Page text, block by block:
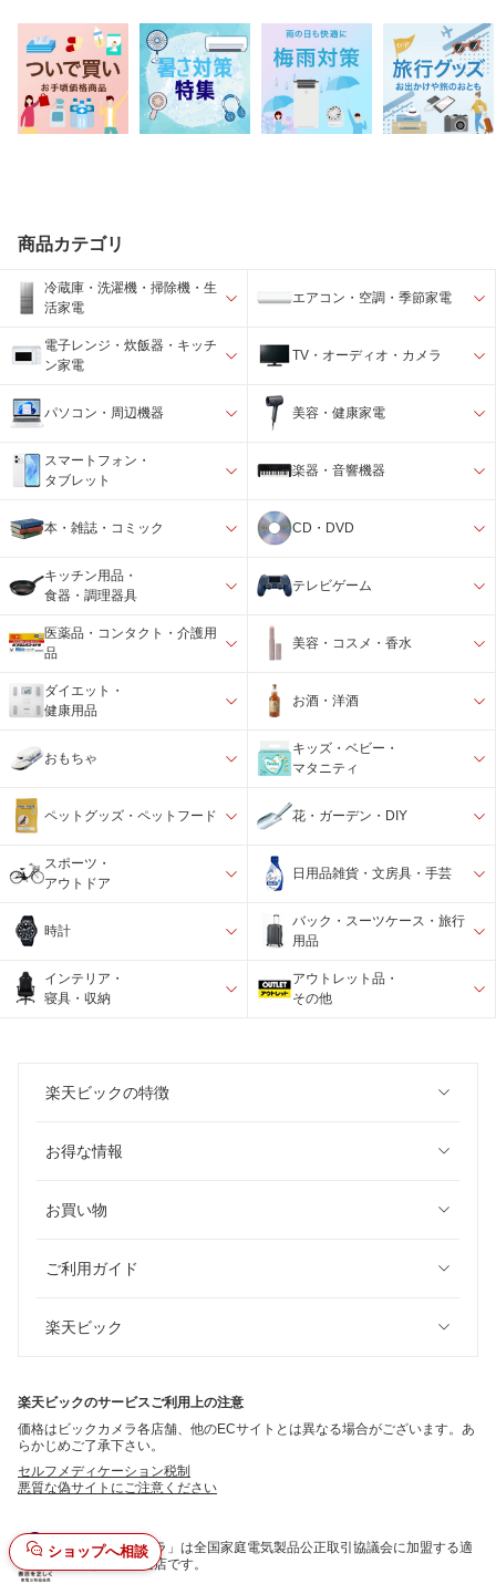
ショップへ相談
商品カテゴリ
冷蔵庫・洗濯機・掃除機・生
活家電
エアコン・空調・季節家電
電子レンジ・炊飯器・キッチ
ン家電
TV・オーディオ・カメラ
パソコン・周辺機器 美容・健康家電
スマートフォン・
タブレット
楽器・音響機器
本・雑誌・コミック CD・DVD
キッチン用品・
食器・調理器具
テレビゲーム
医薬品・コンタクト・介護用
品
美容・コスメ・香水
ダイエット・
健康用品
お酒・洋酒
おもちゃ
キッズ・ベビー・
マタニティ
ペットグッズ・ペットフード 花・ガーデン・DIY
スポーツ・
アウトドア
日用品雑貨・文房具・手芸
時計
バック・スーツケース・旅行
用品
インテリア・
寝具・収納
アウトレット品・
その他
楽天ビックの特徴
お得な情報
お買い物
ご利用ガイド
楽天ビック
楽天ビックのサービスご利用上の注意
価格はビックカメラ各店舗、他のECサイトとは異なる場合がございます。あ
らかじめご了承下さい。
セルフメディケーション税制
悪質な偽サイトにご注意ください
「ビックカメラ」は全国家庭電気製品公正取引協議会に加盟する適
正な表示推進店です。